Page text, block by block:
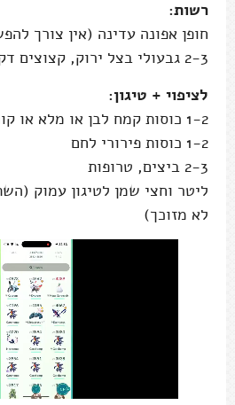
רשות:
חופן אפונה עדינה (אין צורך
2-3 גבעולי בצל ירוק, קצוצים דק
לציפוי + טיגון:
1-2 כוסות קמח לבן או מלא או קורנפלור
1-2 כוסות פירורי לחם
2-3 ביצים, טרופות
ליטר וחצי שמן לטיגון עמוק
לא מזוכך)